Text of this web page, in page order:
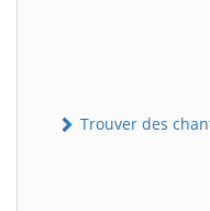
Trouver des